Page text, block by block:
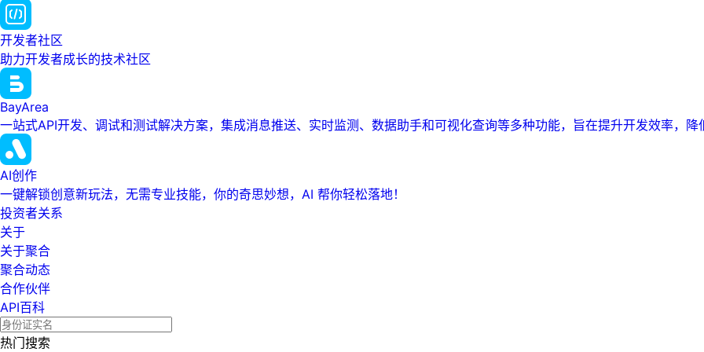
开发者社区
助力开发者成长的技术社区
BayArea
一站式API开发、调试和测试解决方案，集成消息推送、实时监测、数据助手和可视化查询等多种功能，旨在提升开发效率，降
AI创作
一键解锁创意新玩法，无需专业技能，你的奇思妙想，AI 帮你轻松落地！
投资者关系
关于
关于聚合
聚合动态
合作伙伴
API百科
热门搜索